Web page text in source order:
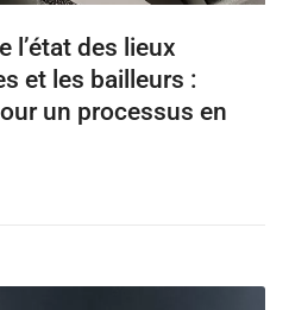
l’état des lieux
et les bailleurs :
un processus en